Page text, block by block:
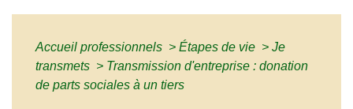
Accueil professionnels > Étapes de vie > Je
transmets > Transmission d'entreprise : donation
de parts sociales à un tiers